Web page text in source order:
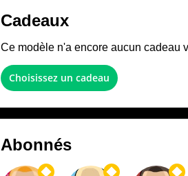
Cadeaux
Ce modèle n'a encore aucun cadeau
Choisissez un cadeau
Abonnés